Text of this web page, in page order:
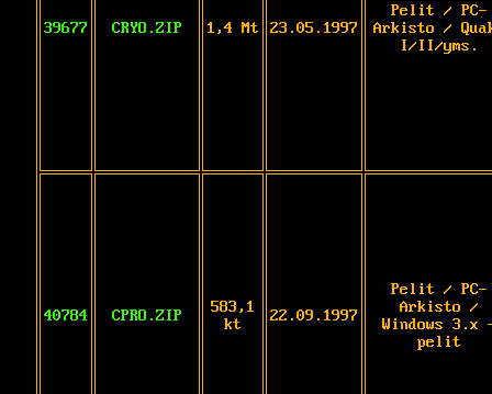
39677 CRYO.ZIP 1,4 Mt 23.05.1997
Pelit / PC-
Arkisto /
I/II/yms.
40784 CPRO.ZIP
583,1
kt
22.09.1997
Pelit / PC-
Arkisto /
Windows 3.x
pelit